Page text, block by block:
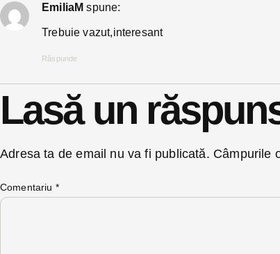
EmiliaM spune:
Trebuie vazut,interesant
Răspunde
Lasă un
Adresa ta de email nu va fi publicată. Câmpurile
Comentariu *